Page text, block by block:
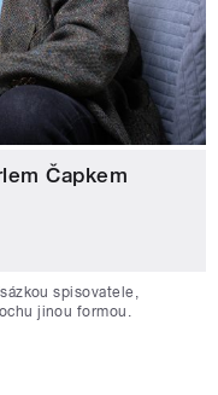
Čapkem
spisovatele,
jinou formou.